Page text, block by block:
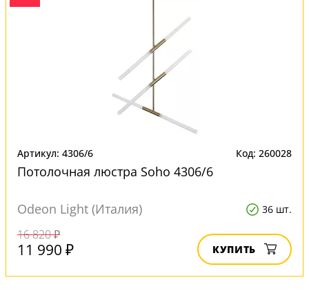
Артикул: 4306/6 Код: 260028
Потолочная люстра Soho 4306/6
Odeon Light (Италия) 36 шт.
16 820 ₽
11 990 ₽ КУПИТЬ